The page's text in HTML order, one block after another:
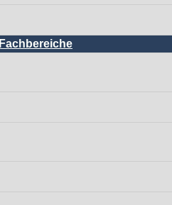
Fachbereiche